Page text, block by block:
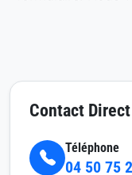
Contact Direct
Téléphone
04 50 75